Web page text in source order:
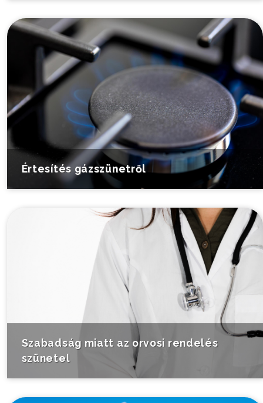
Értesítés gázszünetről
Szabadság miatt az orvosi rendelés
szünetel